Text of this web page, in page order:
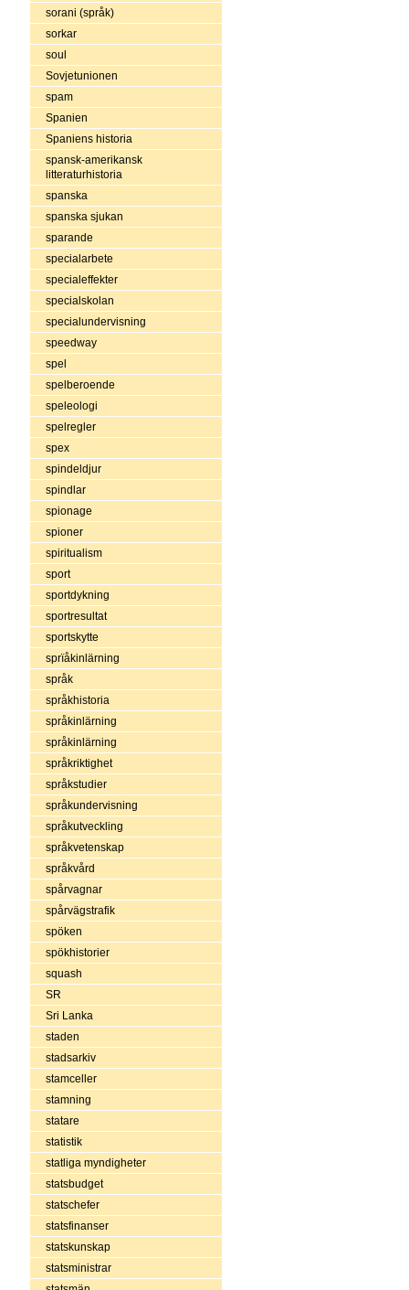
sorani (språk)
sorkar
soul
Sovjetunionen
spam
Spanien
Spaniens historia
spansk-amerikansk
litteraturhistoria
spanska
spanska sjukan
sparande
specialarbete
specialeffekter
specialskolan
specialundervisning
speedway
spel
spelberoende
speleologi
spelregler
spex
spindeldjur
spindlar
spionage
spioner
spiritualism
sport
sportdykning
sportresultat
sportskytte
sprïåkinlärning
språk
språkhistoria
språkinlärning
språkinlärning
språkriktighet
språkstudier
språkundervisning
språkutveckling
språkvetenskap
språkvård
spårvagnar
spårvägstrafik
spöken
spökhistorier
squash
SR
Sri Lanka
staden
stadsarkiv
stamceller
stamning
statare
statistik
statliga myndigheter
statsbudget
statschefer
statsfinanser
statskunskap
statsministrar